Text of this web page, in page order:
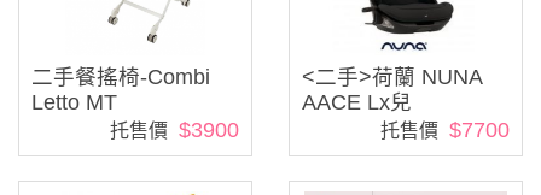
二手餐搖椅-Combi
Letto MT
托售價 $3900
<二手>荷蘭 NUNA
AACE Lx兒
托售價 $7700